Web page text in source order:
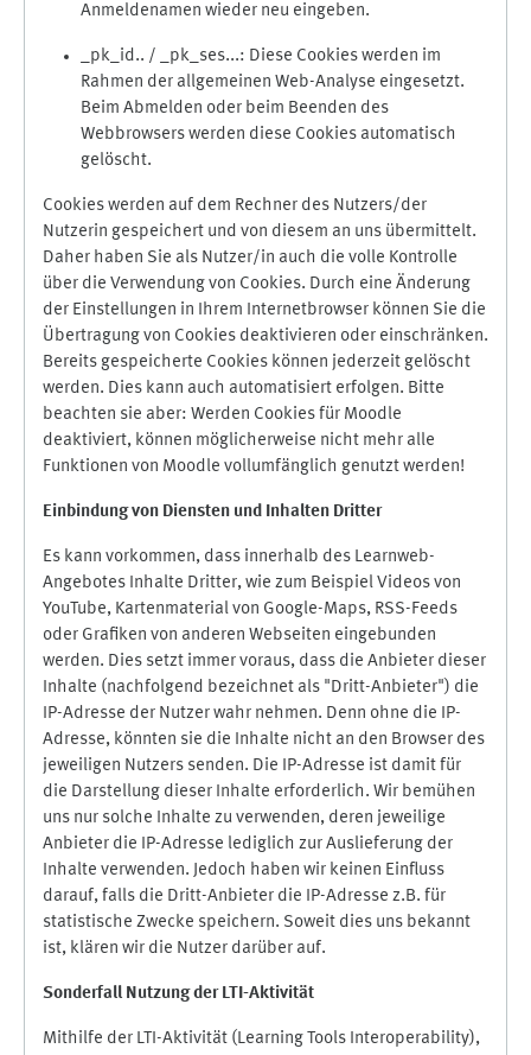
Anmeldenamen wieder neu eingeben.
_pk_id.. / _pk_ses...: Diese Cookies werden im
Rahmen der allgemeinen Web-Analyse eingesetzt.
Beim Abmelden oder beim Beenden des
Webbrowsers werden diese Cookies automatisch
gelöscht.
Cookies werden auf dem Rechner des Nutzers/der
Nutzerin gespeichert und von diesem an uns übermittelt.
Daher haben Sie als Nutzer/in auch die volle Kontrolle
über die Verwendung von Cookies. Durch eine Änderung
der Einstellungen in Ihrem Internetbrowser können Sie die
Übertragung von Cookies deaktivieren oder einschränken.
Bereits gespeicherte Cookies können jederzeit gelöscht
werden. Dies kann auch automatisiert erfolgen. Bitte
beachten sie aber: Werden Cookies für Moodle
deaktiviert, können möglicherweise nicht mehr alle
Funktionen von Moodle vollumfänglich genutzt werden!
Einbindung von Diensten und Inhalten Dritter
Es kann vorkommen, dass innerhalb des Learnweb-
Angebotes Inhalte Dritter, wie zum Beispiel Videos von
YouTube, Kartenmaterial von Google-Maps, RSS-Feeds
oder Grafiken von anderen Webseiten eingebunden
werden. Dies setzt immer voraus, dass die Anbieter dieser
Inhalte (nachfolgend bezeichnet als "Dritt-Anbieter") die
IP-Adresse der Nutzer wahr nehmen. Denn ohne die IP-
Adresse, könnten sie die Inhalte nicht an den Browser des
jeweiligen Nutzers senden. Die IP-Adresse ist damit für
die Darstellung dieser Inhalte erforderlich. Wir bemühen
uns nur solche Inhalte zu verwenden, deren jeweilige
Anbieter die IP-Adresse lediglich zur Auslieferung der
Inhalte verwenden. Jedoch haben wir keinen Einfluss
darauf, falls die Dritt-Anbieter die IP-Adresse z.B. für
statistische Zwecke speichern. Soweit dies uns bekannt
ist, klären wir die Nutzer darüber auf.
Sonderfall Nutzung der LTI-Aktivität
Mithilfe der LTI-Aktivität (Learning Tools Interoperability),